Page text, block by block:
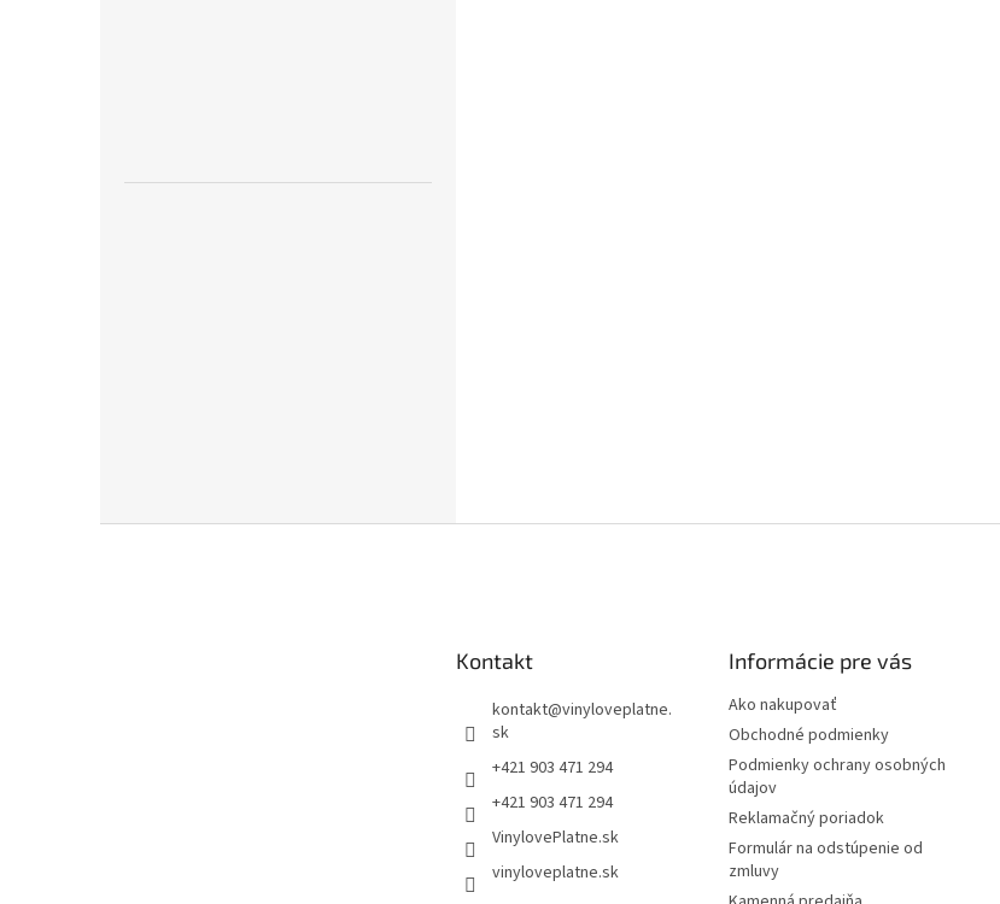
Kontakt
kontakt@vinyloveplatne.
sk
+421 903 471 294
+421 903 471 294
VinylovePlatne.sk
vinyloveplatne.sk
Informácie pre vás
Ako nakupovať
Obchodné podmienky
Podmienky ochrany osobných
údajov
Reklamačný poriadok
Formulár na odstúpenie od
zmluvy